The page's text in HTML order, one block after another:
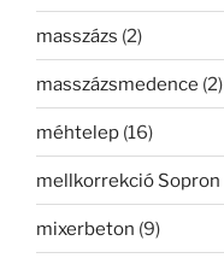
masszázs (2)
masszázsmedence (2)
méhtelep (16)
mellkorrekció Sopron
mixerbeton (9)